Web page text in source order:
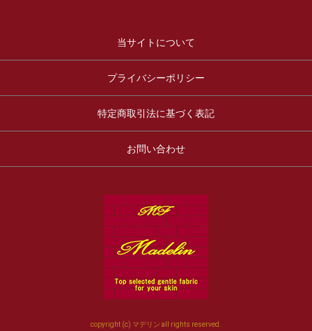
当サイトについて
プライバシーポリシー
特定商取引法に基づく表記
お問い合わせ
copyright (c) マデリン all rights reserved.